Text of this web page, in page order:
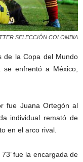
SELECCIÓN COLOMBIA
de la Copa del Mundo
enfrentó a México,
fue Juana Ortegón al
individual remató de
en el arco rival.
fue la encargada de